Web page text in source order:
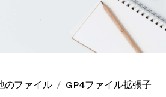
のファイル GP4ファイル拡張子